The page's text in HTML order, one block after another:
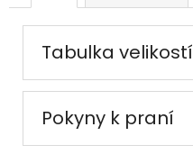
Tabulka velikostí
Pokyny k praní